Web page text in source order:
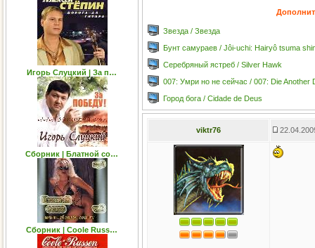
Игорь Слуцкий | За п…
Сборник | Блатной со…
Сборник | Coole Russ…
Звезда / Звезда
Бунт самураев / Jôi-uchi: Hairyô tsuma
Серебряный ястреб / Silver Hawk
007: Умри но не сейчас / 007: Die Another
Город бога / Cidade de Deus
viktr76